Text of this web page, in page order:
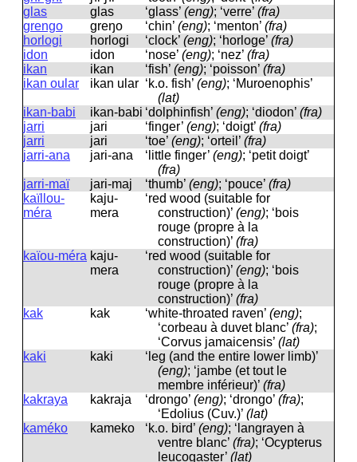
glas
ɡlas ‘glass’ (eng); ‘verre’ (fra)
grengo
ɡreŋo ‘chin’ (eng); ‘menton’ (fra)
horlogi
horloɡi ‘clock’ (eng); ‘horloge’ (fra)
idon
idon ‘nose’ (eng); ‘nez’ (fra)
ikan
ikan ‘fish’ (eng); ‘poisson’ (fra)
ikan oular
ikan ular ‘k.o. fish’ (eng); ‘Muroenophis’
(lat)
ikan-babi
ikan-babi ‘dolphinfish’ (eng); ‘diodon’ (fra)
jarri
jari ‘finger’ (eng); ‘doigt’ (fra)
jarri
jari ‘toe’ (eng); ‘orteil’ (fra)
jarri-ana
jari-ana ‘little finger’ (eng); ‘petit doigt’
(fra)
jarri-maï
jari-maj ‘thumb’ (eng); ‘pouce’ (fra)
kaïllou-
méra
kaju-
mera
‘red wood (suitable for
construction)’ (eng); ‘bois
rouge (propre à la
construction)’ (fra)
kaïou-méra kaju-
mera
‘red wood (suitable for
construction)’ (eng); ‘bois
rouge (propre à la
construction)’ (fra)
kak
kak ‘white-throated raven’ (eng);
‘corbeau à duvet blanc’ (fra);
‘Corvus jamaicensis’ (lat)
kaki
kaki
‘leg (and the entire lower limb)’
(eng); ‘jambe (et tout le
membre inférieur)’ (fra)
kakraya
kakraja ‘drongo’ (eng); ‘drongo’ (fra);
‘Edolius (Cuv.)’ (lat)
kaméko
kameko ‘k.o. bird’ (eng); ‘langrayen à
ventre blanc’ (fra); ‘Ocypterus
leucogaster’ (lat)